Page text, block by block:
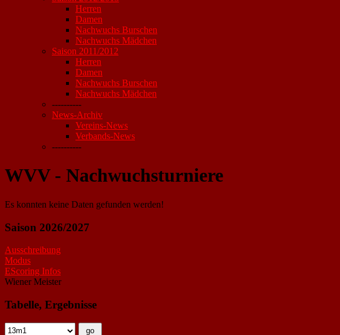
Herren
Damen
Nachwuchs Burschen
Nachwuchs Mädchen
Saison 2011/2012
Herren
Damen
Nachwuchs Burschen
Nachwuchs Mädchen
----------
News-Archiv
Vereins-News
Verbands-News
----------
WVV - Nachwuchsturniere
Es konnten keine Daten gefunden werden!
Saison 2026/2027
Ausschreibung
Modus
EScoring Infos
Wiener Meister
Tabelle, Ergebnisse